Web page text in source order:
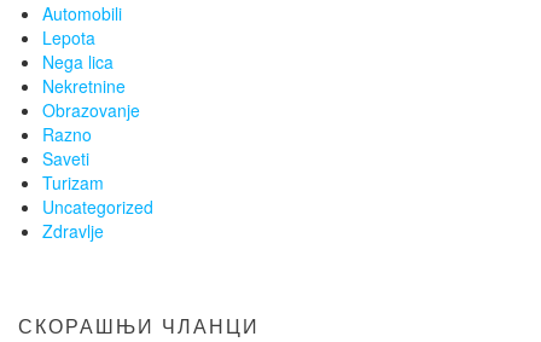
Automobili
Lepota
Nega lica
Nekretnine
Obrazovanje
Razno
Saveti
Turizam
Uncategorized
Zdravlje
СКОРАШЊИ ЧЛАНЦИ